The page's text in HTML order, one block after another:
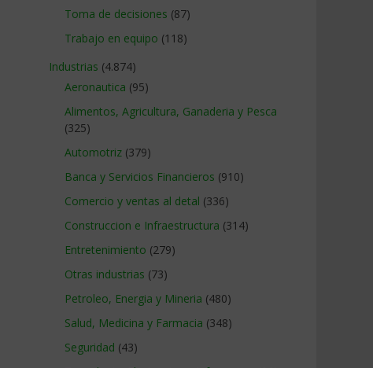
Toma de decisiones (87)
Trabajo en equipo (118)
Industrias (4.874)
Aeronautica (95)
Alimentos, Agricultura, Ganaderia y Pesca
(325)
Automotriz (379)
Banca y Servicios Financieros (910)
Comercio y ventas al detal (336)
Construccion e Infraestructura (314)
Entretenimiento (279)
Otras industrias (73)
Petroleo, Energia y Mineria (480)
Salud, Medicina y Farmacia (348)
Seguridad (43)